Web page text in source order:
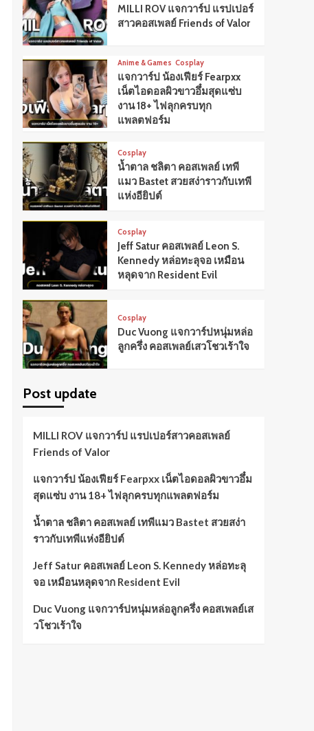
MILLI ROV แจกวาร์ป แรปเปอร์
สาวคอสเพลย์ Friends of Valor
Anime & Games Cosplay
แจกวาร์ป น้องเฟียร์ Fearpxx
เน็ตไอดอลผิวขาวอึ๋มสุดแซ่บ
งาน 18+ ไฟลุกครบทุก
แพลตฟอร์ม
Cosplay
น้ำตาล ชลิตา คอสเพลย์ เทพี
แมว Bastet สวยสง่าราวกับเทพี
แห่งอียิปต์
Cosplay
Jeff Satur คอสเพลย์ Leon S.
Kennedy หล่อทะลุจอ เหมือน
หลุดจาก Resident Evil
Cosplay
Duc Vuong แจกวาร์ปหนุ่มหล่อ
ลูกครึ่ง คอสเพลย์เสวโชวเร้าใจ
Post update
MILLI ROV แจกวาร์ป แรปเปอร์สาวคอสเพลย์
Friends of Valor
แจกวาร์ป น้องเฟียร์ Fearpxx เน็ตไอดอลผิวขาวอึ๋ม
สุดแซ่บ งาน 18+ ไฟลุกครบทุกแพลตฟอร์ม
น้ำตาล ชลิตา คอสเพลย์ เทพีแมว Bastet สวยสง่า
ราวกับเทพีแห่งอียิปต์
Jeff Satur คอสเพลย์ Leon S. Kennedy หล่อทะลุ
จอ เหมือนหลุดจาก Resident Evil
Duc Vuong แจกวาร์ปหนุ่มหล่อลูกครึ่ง คอสเพลย์เส
วโชวเร้าใจ